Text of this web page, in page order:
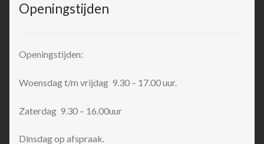
Openingstijden
Openingstijden:
Woensdag t/m vrijdag 9.30 – 17.00 uur.
Zaterdag 9.30 – 16.00uur
Dinsdag op afspraak.